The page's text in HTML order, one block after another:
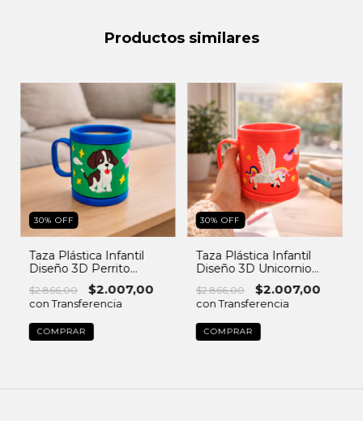
Productos similares
30% OFF
Taza Plástica Infantil
Diseño 3D Perrito
Excelente Calidad
$2.866,00 $2.007,00
con Transferencia
30%OFF
Taza Plástica Infantil
Diseño 3D Unicornio
Excelente Calidad
$2.866,00 $2.007,00
con Transferencia